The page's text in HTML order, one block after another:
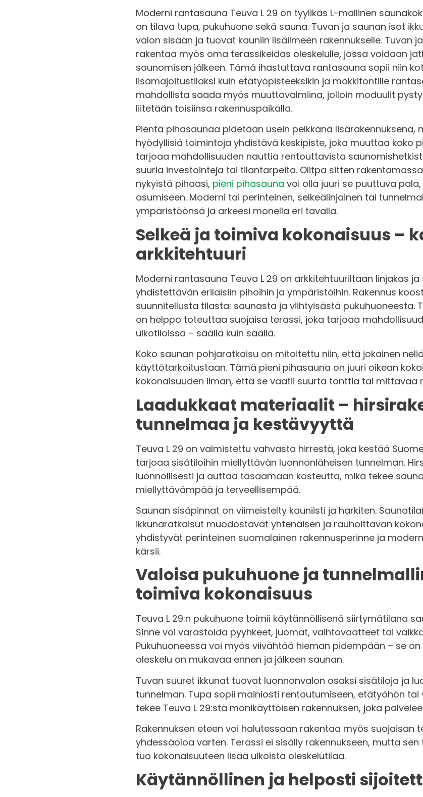
Moderni rantasauna Teuva L 29 on tyylikäs L-mallinen
on tilava tupa, pukuhuone sekä sauna. Tuvan ja saunan isot
valon sisään ja tuovat kauniin lisäilmeen rakennukselle. Tuvan
rakentaa myös oma terassikeidas oleskelulle, jossa voidaan
saunomisen jälkeen. Tämä ihastuttava rantasauna sopii niin
lisämajoitustilaksi kuin etätyöpisteeksikin ja mökkitontille
mahdollista saada myös muuttovalmiina, jolloin moduulit
liitetään toisiinsa rakennuspaikalla.
Pientä pihasaunaa pidetään usein pelkkänä lisärakennuksena,
hyödyllisiä toimintoja yhdistävä keskipiste, joka muuttaa koko
tarjoaa mahdollisuuden nauttia rentouttavista
suuria investointeja tai tilantarpeita. Olitpa sitten
nykyistä pihaasi, pieni pihasauna voi olla juuri se puuttuva
asumiseen. Moderni tai perinteinen, selkeälinjainen tai
ympäristöönsä ja arkeesi monella eri tavalla.
Selkeä ja toimiva kokonaisuus –
arkkitehtuuri
Moderni rantasauna Teuva L 29 on arkkitehtuuriltaan linjakas
yhdistettävän erilaisiin pihoihin ja ympäristöihin. Rakennus
suunnitellusta tilasta: saunasta ja viihtyisästä pukuhuoneesta.
on helppo toteuttaa suojaisa terassi, joka tarjoaa
ulkotiloissa – säällä kuin säällä.
Koko saunan pohjaratkaisu on mitoitettu niin, että jokainen
käyttötarkoitustaan. Tämä pieni pihasauna on juuri oikean
kokonaisuuden ilman, että se vaatii suurta tonttia tai mittavaa
Laadukkaat materiaalit –
tunnelmaa ja kestävyyttä
Teuva L 29 on valmistettu vahvasta hirrestä, joka kestää
tarjoaa sisätiloihin miellyttävän luonnonläheisen tunnelman.
luonnollisesti ja auttaa tasaamaan kosteutta, mikä tekee
miellyttävämpää ja terveellisempää.
Saunan sisäpinnat on viimeistelty kauniisti ja harkiten.
ikkunaratkaisut muodostavat yhtenäisen ja rauhoittavan
yhdistyvät perinteinen suomalainen rakennusperinne ja
kärsii.
Valoisa pukuhuone ja
toimiva kokonaisuus
Teuva L 29:n pukuhuone toimii käytännöllisenä siirtymätilana
Sinne voi varastoida pyyhkeet, juomat, vaihtovaatteet tai
Pukuhuoneessa voi myös viivähtää hieman pidempään – se
oleskelu on mukavaa ennen ja jälkeen saunan.
Tuvan suuret ikkunat tuovat luonnonvalon osaksi sisätiloja ja
tunnelman. Tupa sopii mainiosti rentoutumiseen, etätyöhön tai
tekee Teuva L 29:stä monikäyttöisen rakennuksen, joka
Rakennuksen eteen voi halutessaan rakentaa myös suojaisan
yhdessäoloa varten. Terassi ei sisälly rakennukseen, mutta
tuo kokonaisuuteen lisää ulkoista oleskelutilaa.
Käytännöllinen ja helposti